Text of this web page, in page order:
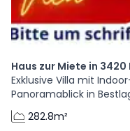
Haus zur Miete in
Exklusive Villa mit
Panoramablick in
282.8m²